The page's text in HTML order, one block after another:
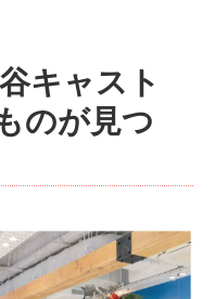
キャスト
のが見つ